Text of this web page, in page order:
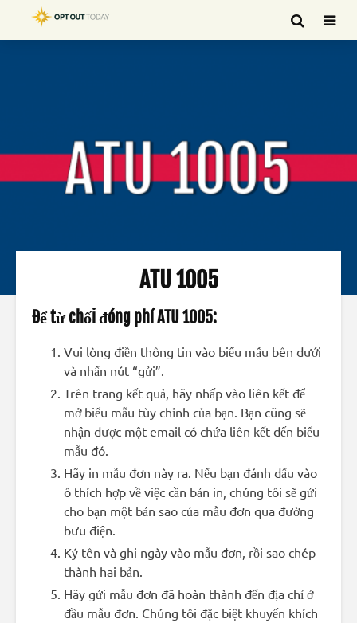
ATU 1005
Để từ chối đóng phí ATU 1005:
Vui lòng điền thông tin vào biểu mẫu bên dưới
và nhấn nút “gửi”.
Trên trang kết quả, hãy nhấp vào liên kết để
mở biểu mẫu tùy chỉnh của bạn. Bạn cũng sẽ
nhận được một email có chứa liên kết đến biểu
mẫu đó.
Hãy in mẫu đơn này ra. Nếu bạn đánh dấu vào
ô thích hợp về việc cần bản in, chúng tôi sẽ gửi
cho bạn một bản sao của mẫu đơn qua đường
bưu điện.
Ký tên và ghi ngày vào mẫu đơn, rồi sao chép
thành hai bản.
Hãy gửi mẫu đơn đã hoàn thành đến địa chỉ ở
đầu mẫu đơn. Chúng tôi đặc biệt khuyến khích